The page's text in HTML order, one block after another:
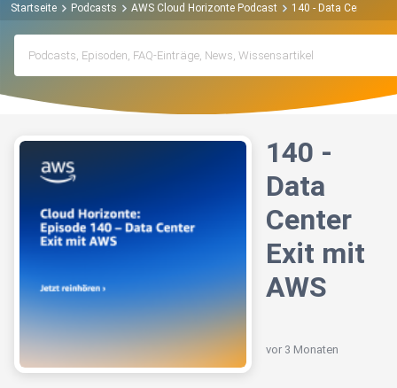
Startseite Podcasts AWS Cloud Horizonte Podcast 140 - Data Center
140 -
Data
Center
Exit mit
AWS
vor 3 Monaten